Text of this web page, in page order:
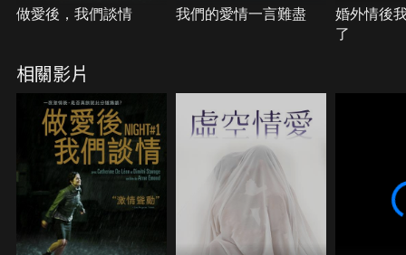
做愛後，我們談情 我們的愛情一言難盡
婚外情後
了
相關影片